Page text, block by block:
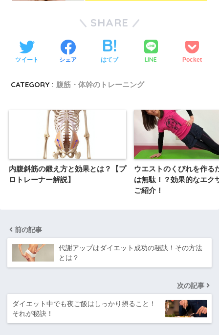
SHARE
ツイート シェア はてブ LINE Pocket
CATEGORY : 腹筋・体幹のトレーニング
内腹斜筋の鍛え方と効果とは？【プ
ロトレーナー解説】
ウエストのくびれを作る
は無駄！？効果的なエク
ご紹介！
前の記事
代謝アップはダイエット成功の秘訣！その方法
とは？
次の記事
ダイエット中でも夜ご飯はしっかり摂ること！
それが秘訣！